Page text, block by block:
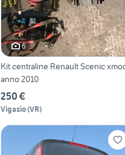
6
Kit centraline Renault Scenic
anno 2010
250 €
Vigasio(VR)